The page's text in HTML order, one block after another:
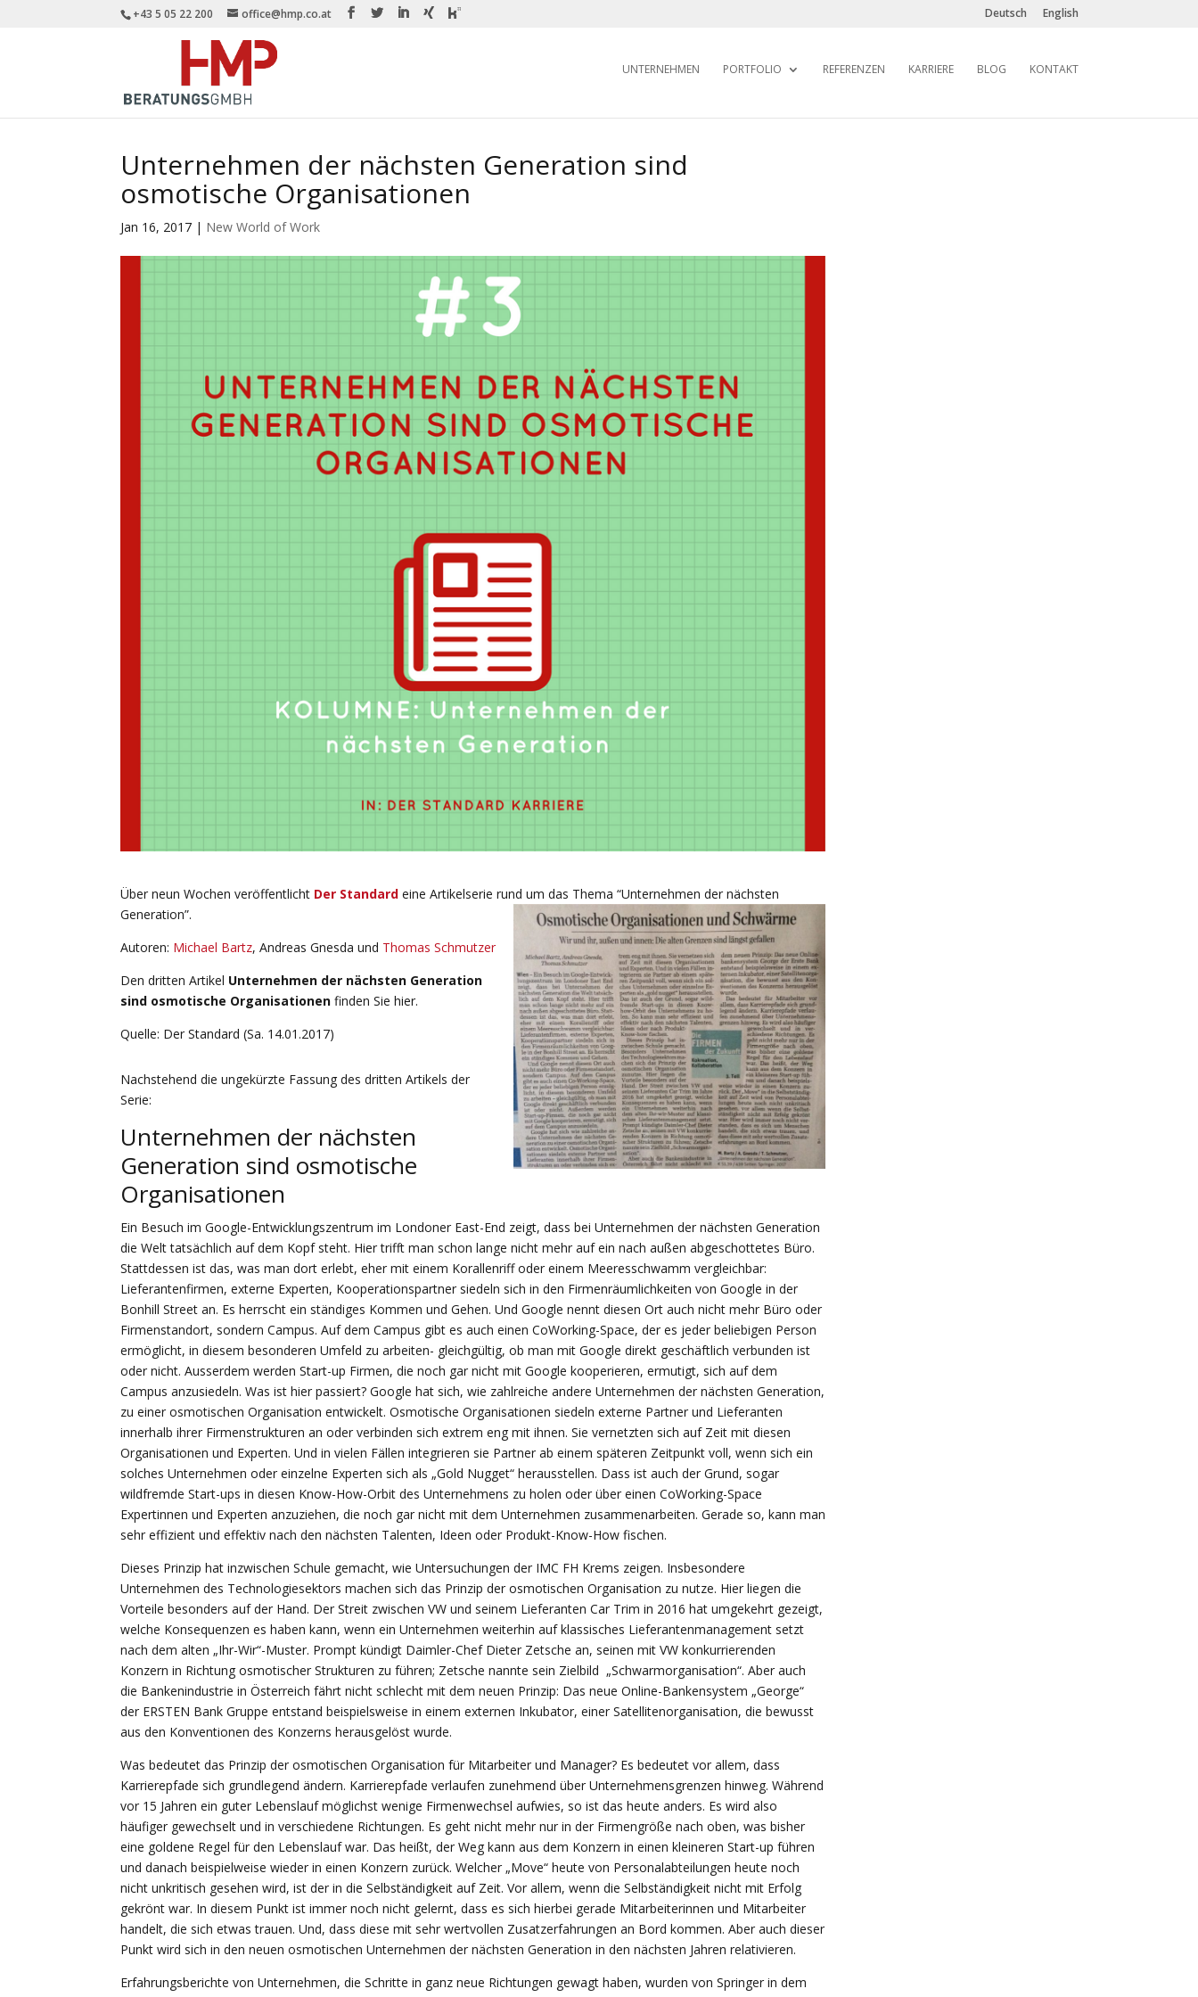
+43 5 05 22 200 office@hmp.co.at Deutsch English
UNTERNEHMEN PORTFOLIO REFERENZEN KARRIERE BLOG KONTAKT
Unternehmen der nächsten Generation sind
osmotische Organisationen
Jan 16, 2017| New World of Work
Über neun Wochen veröffentlicht Der Standardeine Artikelserie rund um das Thema “Unternehmen der nächsten
Generation”.
Autoren: Michael Bartz, Andreas Gnesda und Thomas Schmutzer
Den dritten Artikel Unternehmen der nächsten Generation
sind osmotische Organisationen finden Sie hier.
Quelle: Der Standard (Sa. 14.01.2017)
Nachstehend die ungekürzte Fassung des dritten Artikels der
Serie:
Unternehmen der nächsten
Generation sind osmotische
Organisationen
Ein Besuch im Google-Entwicklungszentrum im Londoner East-End zeigt, dass bei Unternehmen der nächsten Generation
die Welt tatsächlich auf dem Kopf steht. Hier trifft man schon lange nicht mehr auf ein nach außen abgeschottetes Büro.
Stattdessen ist das, was man dort erlebt, eher mit einem Korallenriff oder einem Meeresschwamm vergleichbar:
Lieferantenfirmen, externe Experten, Kooperationspartner siedeln sich in den Firmenräumlichkeiten von Google in der
Bonhill Street an. Es herrscht ein ständiges Kommen und Gehen. Und Google nennt diesen Ort auch nicht mehr Büro oder
Firmenstandort, sondern Campus. Auf dem Campus gibt es auch einen CoWorking-Space, der es jeder beliebigen Person
ermöglicht, in diesem besonderen Umfeld zu arbeiten- gleichgültig, ob man mit Google direkt geschäftlich verbunden ist
oder nicht. Ausserdem werden Start-up Firmen, die noch gar nicht mit Google kooperieren, ermutigt, sich auf dem
Campus anzusiedeln. Was ist hier passiert? Google hat sich, wie zahlreiche andere Unternehmen der nächsten Generation,
zu einer osmotischen Organisation entwickelt. Osmotische Organisationen siedeln externe Partner und Lieferanten
innerhalb ihrer Firmenstrukturen an oder verbinden sich extrem eng mit ihnen. Sie vernetzten sich auf Zeit mit diesen
Organisationen und Experten. Und in vielen Fällen integrieren sie Partner ab einem späteren Zeitpunkt voll, wenn sich ein
solches Unternehmen oder einzelne Experten sich als „Gold Nugget“ herausstellen. Dass ist auch der Grund, sogar
wildfremde Start-ups in diesen Know-How-Orbit des Unternehmens zu holen oder über einen CoWorking-Space
Expertinnen und Experten anzuziehen, die noch gar nicht mit dem Unternehmen zusammenarbeiten. Gerade so, kann man
sehr effizient und effektiv nach den nächsten Talenten, Ideen oder Produkt-Know-How fischen.
Dieses Prinzip hat inzwischen Schule gemacht, wie Untersuchungen der IMC FH Krems zeigen. Insbesondere
Unternehmen des Technologiesektors machen sich das Prinzip der osmotischen Organisation zu nutze. Hier liegen die
Vorteile besonders auf der Hand. Der Streit zwischen VW und seinem Lieferanten Car Trim in 2016 hat umgekehrt gezeigt,
welche Konsequenzen es haben kann, wenn ein Unternehmen weiterhin auf klassisches Lieferantenmanagement setzt
nach dem alten „Ihr-Wir“-Muster. Prompt kündigt Daimler-Chef Dieter Zetsche an, seinen mit VW konkurrierenden
Konzern in Richtung osmotischer Strukturen zu führen; Zetsche nannte sein Zielbild „Schwarmorganisation“. Aber auch
die Bankenindustrie in Österreich fährt nicht schlecht mit dem neuen Prinzip: Das neue Online-Bankensystem „George“
der ERSTEN Bank Gruppe entstand beispielsweise in einem externen Inkubator, einer Satellitenorganisation, die bewusst
aus den Konventionen des Konzerns herausgelöst wurde.
Was bedeutet das Prinzip der osmotischen Organisation für Mitarbeiter und Manager? Es bedeutet vor allem, dass
Karrierepfade sich grundlegend ändern. Karrierepfade verlaufen zunehmend über Unternehmensgrenzen hinweg. Während
vor 15 Jahren ein guter Lebenslauf möglichst wenige Firmenwechsel aufwies, so ist das heute anders. Es wird also
häufiger gewechselt und in verschiedene Richtungen. Es geht nicht mehr nur in der Firmengröße nach oben, was bisher
eine goldene Regel für den Lebenslauf war. Das heißt, der Weg kann aus dem Konzern in einen kleineren Start-up führen
und danach beispielweise wieder in einen Konzern zurück. Welcher „Move“ heute von Personalabteilungen heute noch
nicht unkritisch gesehen wird, ist der in die Selbständigkeit auf Zeit. Vor allem, wenn die Selbständigkeit nicht mit Erfolg
gekrönt war. In diesem Punkt ist immer noch nicht gelernt, dass es sich hierbei gerade Mitarbeiterinnen und Mitarbeiter
handelt, die sich etwas trauen. Und, dass diese mit sehr wertvollen Zusatzerfahrungen an Bord kommen. Aber auch dieser
Punkt wird sich in den neuen osmotischen Unternehmen der nächsten Generation in den nächsten Jahren relativieren.
Erfahrungsberichte von Unternehmen, die Schritte in ganz neue Richtungen gewagt haben, wurden von Springer in dem